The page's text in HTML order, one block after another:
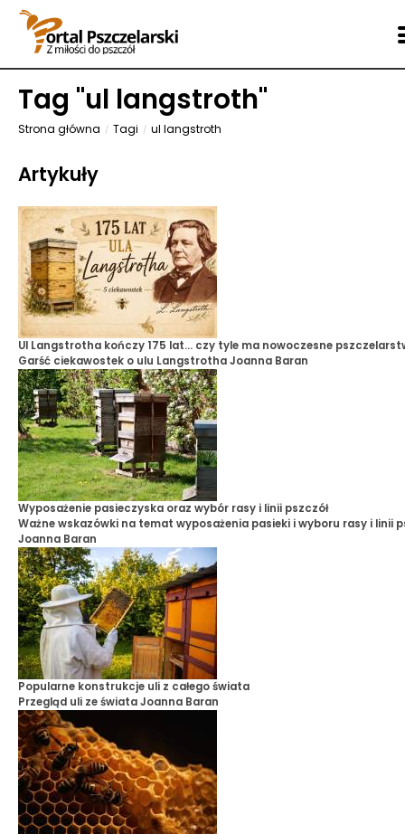
Tag "ul langstroth"
Strona główna Tagi ul langstroth
Artykuły
Ul Langstrotha kończy 175 lat... czy tyle ma nowoczesne
Garść ciekawostek o ulu LangstrothaJoanna Baran
Wyposażenie pasieczyska oraz wybór rasy i linii pszczół
Ważne wskazówki na temat wyposażenia pasieki i wyboru rasy i linii
Joanna Baran
Popularne konstrukcje uli z całego świata
Przegląd uli ze świataJoanna Baran